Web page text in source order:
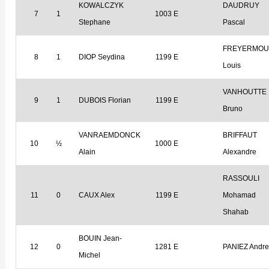
7 1
KOWALCZYK
Stephane
1003 E
DAUDRUY
Pascal
8 1 DIOP Seydina 1199 E
Louis
9 1 DUBOIS Florian 1199 E
VANHOUTTE
Bruno
10 ½
VANRAEMDONCK
Alain
1000 E
BRIFFAUT
Alexandre
11 0 CAUX Alex 1199 E
RASSOULI
Mohamad
Shahab
12 0
BOUIN Jean-
Michel
1281 E PANIEZ Andre